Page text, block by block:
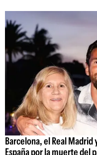
Barcelona, el Real Madrid
España por la muerte del